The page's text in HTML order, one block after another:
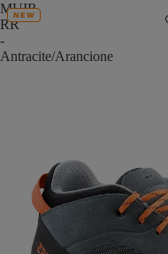
MUIR
RR
-
Antracite/Arancione
NEW